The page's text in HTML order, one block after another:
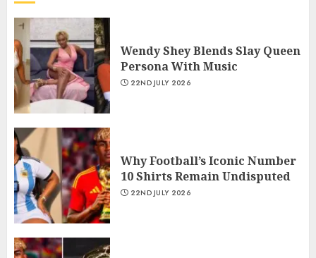
Wendy Shey Blends Slay Queen
Persona With Music
22ND JULY 2026
Why Football’s Iconic Number
10 Shirts Remain Undisputed
22ND JULY 2026